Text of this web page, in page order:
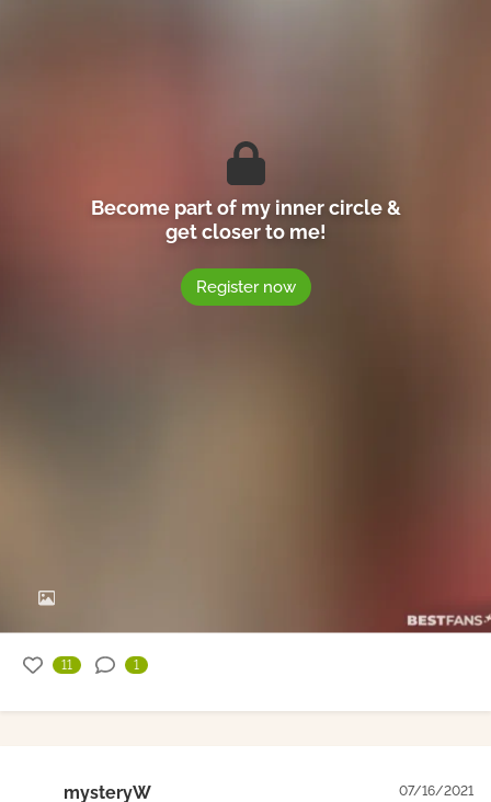
Become part of my inner circle &
get closer to me!
Register now
11 1
mysteryW 07/16/2021